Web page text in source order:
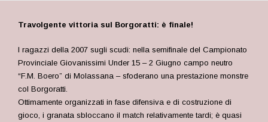
Travolgente vittoria sul Borgoratti: è finale!
I ragazzi della 2007 sugli scudi: nella semifinale del Campionato
Provinciale Giovanissimi Under 15 – 2 Giugno campo neutro
“F.M. Boero” di Molassana – sfoderano una prestazione monstre
col Borgoratti.
Ottimamente organizzati in fase difensiva e di costruzione di
gioco, i granata sbloccano il match relativamente tardi; è quasi